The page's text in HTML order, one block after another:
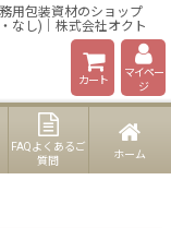
用包装資材のショップ
なし)｜株式会社オクト
カート
マイペー
ジ
FAQよくあるご
質問
ホーム